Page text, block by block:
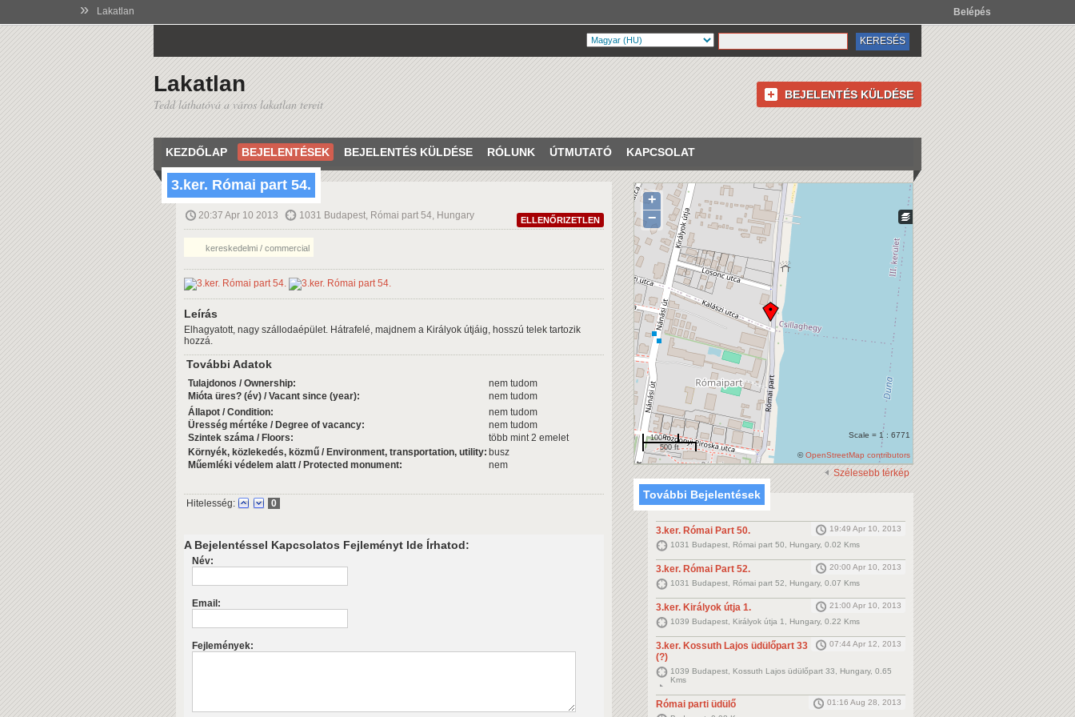
» Lakatlan Belépés
Lakatlan
Tedd láthatóvá a város lakatlan tereit
BEJELENTÉS KÜLDÉSE
KEZDŐLAP BEJELENTÉSEK BEJELENTÉS KÜLDÉSE RÓLUNK ÚTMUTATÓ KAPCSOLAT
ELLENŐRIZETLEN
3.ker. Római part 54.
20:37 Apr 10 2013 1031 Budapest, Római part 54, Hungary
kereskedelmi / commercial
Leírás
Elhagyatott, nagy szállodaépület. Hátrafelé, majdnem a Királyok útjáig, hosszú telek tartozik
hozzá.
További Adatok
Tulajdonos / Ownership:
nem tudom
Mióta üres? (év) / Vacant since (year):
nem tudom
Állapot / Condition:
nem tudom
Üresség mértéke / Degree of vacancy:
nem tudom
Szintek száma / Floors:
több mint 2 emelet
Környék, közlekedés, közmű / Environment, transportation, utility: busz
Műemléki védelem alatt / Protected monument:
nem
Hitelesség: 0
A Bejelentéssel Kapcsolatos Fejleményt Ide Írhatod:
Név:
Email:
Fejlemények:
+
−
100 m
500 ft
Scale = 1 : 6771
©OpenStreetMap contributors
Szélesebb térkép
További Bejelentések
3.ker. Római Part 50.
19:49 Apr 10, 2013
1031 Budapest, Római part 50, Hungary, 0.02 Kms
3.ker. Római Part 52.
20:00 Apr 10, 2013
1031 Budapest, Római part 52, Hungary, 0.07 Kms
3.ker. Királyok útja 1.
21:00 Apr 10, 2013
1039 Budapest, Királyok útja 1, Hungary, 0.22 Kms
3.ker. Kossuth Lajos üdülőpart 33
(?)
07:44 Apr 12, 2013
1039 Budapest, Kossuth Lajos üdülőpart 33, Hungary, 0.65
Kms
Római parti üdülő
01:16 Aug 28, 2013